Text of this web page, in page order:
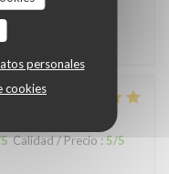
personales
cookies
Caesar avec du
Calidad / Precio : 5/5